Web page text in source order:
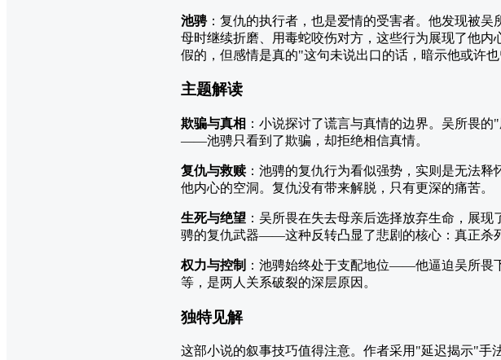
池骋：复仇的执行者，也是爱情的受害者。他发现被
母时继续折磨、用毒蛇咬伤对方，这些行为展现了他
假的，但感情是真的"这句未说出口的话，暗示他或许
主题解读
欺骗与真相 ：小说探讨了谎言与真情的边界。吴所畏
——池骋只看到了欺骗，却拒绝相信真情。
复仇与救赎：池骋的复仇行为看似强势，实则是无法
他内心的空洞。复仇没有带来解脱，只有更深的痛苦。
生死与绝望 ：吴所畏在失去母亲后选择放弃生命，展
骋的复仇武器——这种反转凸显了悲剧的核心：真正杀
权力与控制 ：池骋始终处于支配地位——他逼迫吴所畏
等，是两人关系破裂的深层原因。
独特见解
这部小说的叙事技巧值得注意。作者采用"延迟揭示"